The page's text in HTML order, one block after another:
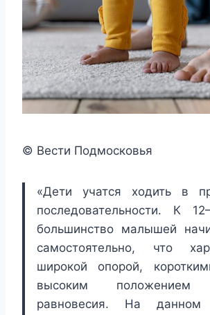
© Вести Подмосковья
«Дети учатся ходить в
последовательности. К
большинство малышей
самостоятельно, что
широкой опорой,
высоким
равновесия. На